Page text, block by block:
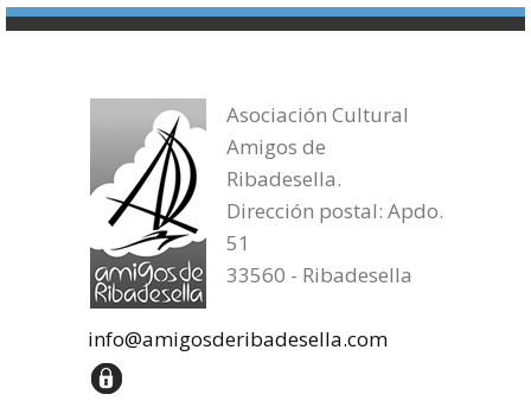
Asociación Cultural
Amigos de
Ribadesella.
Dirección postal: Apdo.
51
33560 - Ribadesella
info@amigosderibadesella.com